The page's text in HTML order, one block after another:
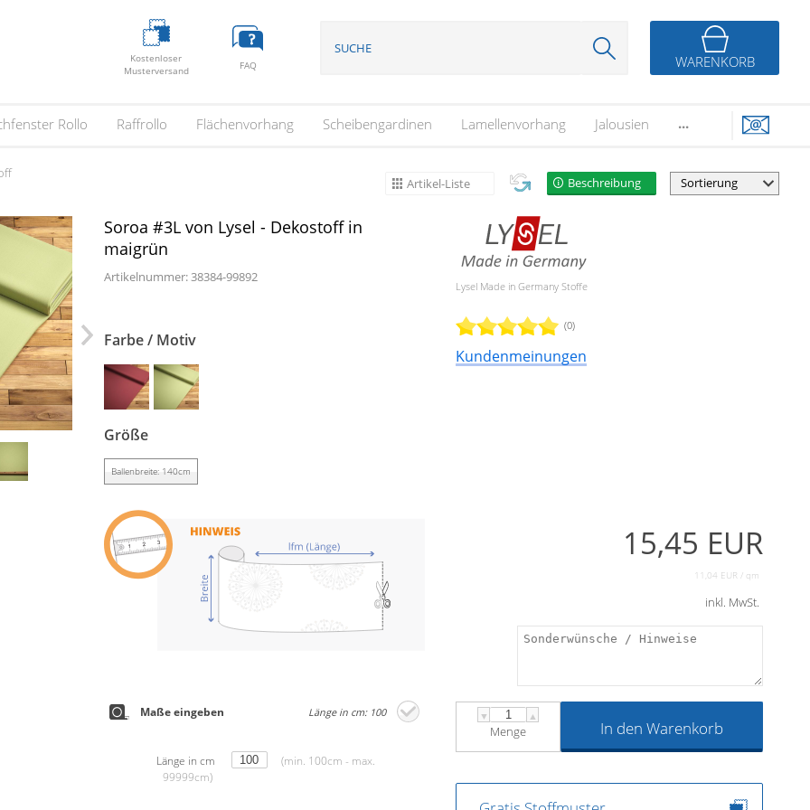
Kostenloser
Musterversand
FAQ WARENKORB
Rollo Raffrollo Flächenvorhang Scheibengardinen Lamellenvorhang Jalousien ...
Artikel-Liste Beschreibung
Soroa #3L von Lysel - Dekostoff in
maigrün
Artikelnummer:38384-99892
Farbe / Motiv
Größe
Ballenbreite: 140cm
Maße eingeben Länge in cm: 100
Länge in cm
(min. 100cm - max.
99999cm)
Lysel Made in Germany Stoffe
(0)
Kundenmeinungen
15,45 EUR
11,04 EUR / qm
inkl. MwSt.
▼ ▲
Menge In den Warenkorb